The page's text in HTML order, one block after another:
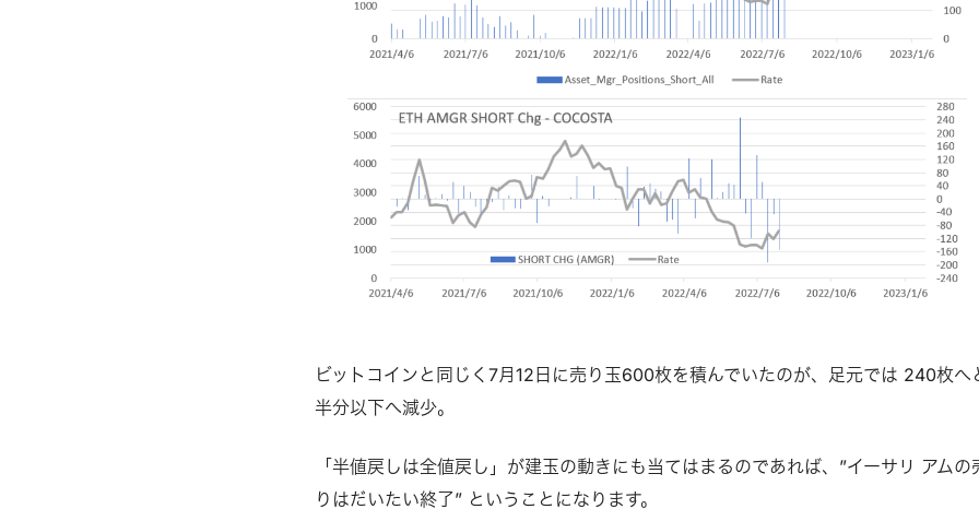
ビットコインと同じく7⽉12⽇に売り⽟600枚を積んでいたのが、⾜元では 240枚へ
半分以下へ減少。
「半値戻しは全値戻し」が建⽟の動きにも当てはまるのであれば、”イーサリ アムの
りはだいたい終了” ということになります。